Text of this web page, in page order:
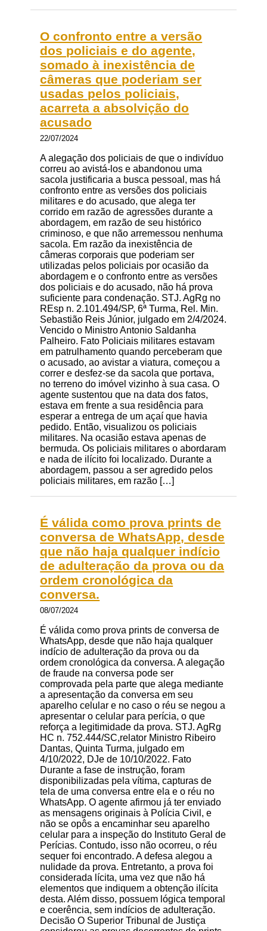
O confronto entre a versão
dos policiais e do agente,
somado à inexistência de
câmeras que poderiam ser
usadas pelos policiais,
acarreta a absolvição do
acusado
22/07/2024
A alegação dos policiais de que o indivíduo
correu ao avistá-los e abandonou uma
sacola justificaria a busca pessoal, mas há
confronto entre as versões dos policiais
militares e do acusado, que alega ter
corrido em razão de agressões durante a
abordagem, em razão de seu histórico
criminoso, e que não arremessou nenhuma
sacola. Em razão da inexistência de
câmeras corporais que poderiam ser
utilizadas pelos policiais por ocasião da
abordagem e o confronto entre as versões
dos policiais e do acusado, não há prova
suficiente para condenação. STJ. AgRg no
REsp n. 2.101.494/SP, 6ª Turma, Rel. Min.
Sebastião Reis Júnior, julgado em 2/4/2024.
Vencido o Ministro Antonio Saldanha
Palheiro. Fato Policiais militares estavam
em patrulhamento quando perceberam que
o acusado, ao avistar a viatura, começou a
correr e desfez-se da sacola que portava,
no terreno do imóvel vizinho à sua casa. O
agente sustentou que na data dos fatos,
estava em frente a sua residência para
esperar a entrega de um açaí que havia
pedido. Então, visualizou os policiais
militares. Na ocasião estava apenas de
bermuda. Os policiais militares o abordaram
e nada de ilícito foi localizado. Durante a
abordagem, passou a ser agredido pelos
policiais militares, em razão […]
É válida como prova prints de
conversa de WhatsApp, desde
que não haja qualquer indício
de adulteração da prova ou da
ordem cronológica da
conversa.
08/07/2024
É válida como prova prints de conversa de
WhatsApp, desde que não haja qualquer
indício de adulteração da prova ou da
ordem cronológica da conversa. A alegação
de fraude na conversa pode ser
comprovada pela parte que alega mediante
a apresentação da conversa em seu
aparelho celular e no caso o réu se negou a
apresentar o celular para perícia, o que
reforça a legitimidade da prova. STJ. AgRg
HC n. 752.444/SC,relator Ministro Ribeiro
Dantas, Quinta Turma, julgado em
4/10/2022, DJe de 10/10/2022. Fato
Durante a fase de instrução, foram
disponibilizadas pela vítima, capturas de
tela de uma conversa entre ela e o réu no
WhatsApp. O agente afirmou já ter enviado
as mensagens originais à Polícia Civil, e
não se opôs a encaminhar seu aparelho
celular para a inspeção do Instituto Geral de
Perícias. Contudo, isso não ocorreu, o réu
sequer foi encontrado. A defesa alegou a
nulidade da prova. Entretanto, a prova foi
considerada lícita, uma vez que não há
elementos que indiquem a obtenção ilícita
desta. Além disso, possuem lógica temporal
e coerência, sem indícios de adulteração.
Decisão O Superior Tribunal de Justiça